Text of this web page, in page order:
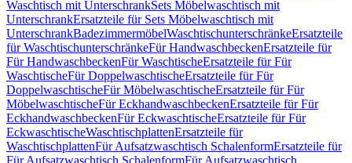
Waschtisch mit UnterschrankSets Möbelwaschtisch mit
UnterschrankErsatzteile für Sets Möbelwaschtisch mit
UnterschrankBadezimmermöbelWaschtischunterschränkeErsatzteile
für WaschtischunterschränkeFür HandwaschbeckenErsatzteile für
Für HandwaschbeckenFür WaschtischeErsatzteile für Für
WaschtischeFür DoppelwaschtischeErsatzteile für Für
DoppelwaschtischeFür MöbelwaschtischeErsatzteile für Für
MöbelwaschtischeFür EckhandwaschbeckenErsatzteile für Für
EckhandwaschbeckenFür EckwaschtischeErsatzteile für Für
EckwaschtischeWaschtischplattenErsatzteile für
WaschtischplattenFür Aufsatzwaschtisch SchalenformErsatzteile für
Für Aufsatzwaschtisch SchalenformFür Aufsatzwaschtisch